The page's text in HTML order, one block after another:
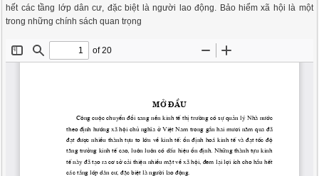
hết các tầng lớp dân cư, đặc biệt là người lao động. Bảo hiểm xã hội là một
trong những chính sách quan trọng